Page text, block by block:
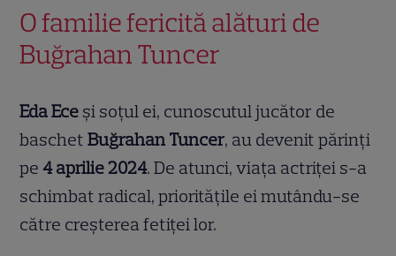
O familie fericită alături de
Buğrahan Tuncer
Eda Ece și soțul ei, cunoscutul jucător de
baschetBuğrahan Tuncer, au devenit părinți
pe 4 aprilie 2024. De atunci, viața actriței s-a
schimbat radical, prioritățile ei mutându-se
către creșterea fetiței lor.